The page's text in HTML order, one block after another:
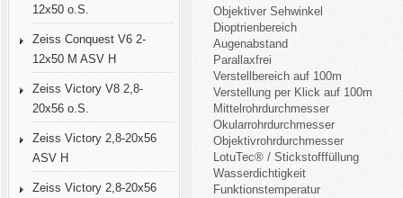
12x50 o.S.
Zeiss Conquest V6 2-
12x50 M ASV H
Zeiss Victory V8 2,8-
20x56 o.S.
Zeiss Victory 2,8-20x56
ASV H
Zeiss Victory 2,8-20x56
Objektiver Sehwinkel
Dioptrienbereich
Augenabstand
Parallaxfrei
Verstellbereich auf 100m
Verstellung per Klick auf 100m
Mittelrohrdurchmesser
Okularrohrdurchmesser
Objektivrohrdurchmesser
LotuTec® / Stickstofffüllung
Wasserdichtigkeit
Funktionstemperatur